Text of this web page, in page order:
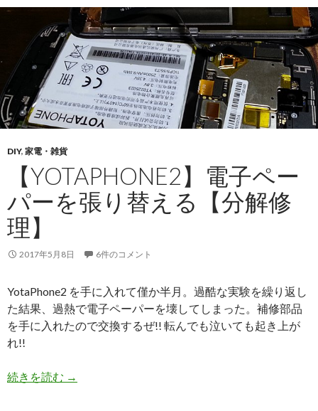
DIY, 家電・雑貨
【YOTAPHONE2】電子ペー
パーを張り替える【分解修
理】
2017年5月8日 6件のコメント
YotaPhone2 を手に入れて僅か半月。過酷な実験を繰り返し
た結果、過熱で電子ペーパーを壊してしまった。補修部品
を手に入れたので交換するぜ!! 転んでも泣いても起き上が
れ!!
続きを読む 【YotaPhone2】電子ペーパーを張り替える【分
→